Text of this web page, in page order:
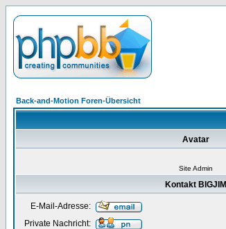
Back-and-Motion Foren-Übersicht
Avatar
Site Admin
Kontakt BIGJIM
E-Mail-Adresse:
Private Nachricht: